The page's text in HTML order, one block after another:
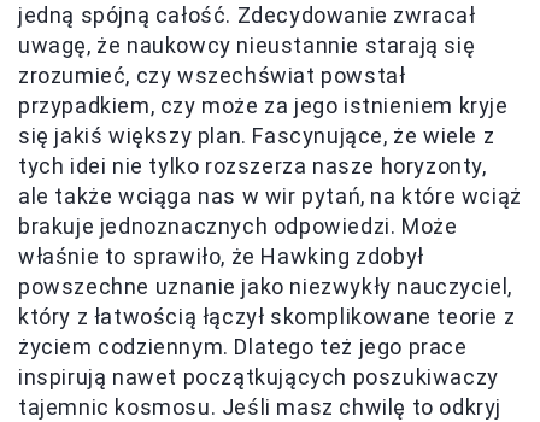
jedną spójną całość. Zdecydowanie zwracał
uwagę, że naukowcy nieustannie starają się
zrozumieć, czy wszechświat powstał
przypadkiem, czy może za jego istnieniem kryje
się jakiś większy plan. Fascynujące, że wiele z
tych idei nie tylko rozszerza nasze horyzonty,
ale także wciąga nas w wir pytań, na które wciąż
brakuje jednoznacznych odpowiedzi. Może
właśnie to sprawiło, że Hawking zdobył
powszechne uznanie jako niezwykły nauczyciel,
który z łatwością łączył skomplikowane teorie z
życiem codziennym. Dlatego też jego prace
inspirują nawet początkujących poszukiwaczy
tajemnic kosmosu. Jeśli masz chwilę to odkryj